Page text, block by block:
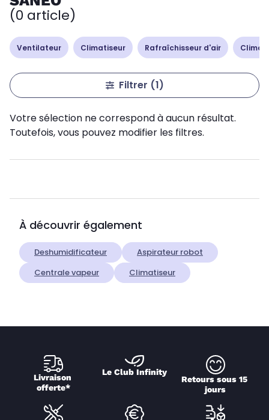
(0 article)
Ventilateur Climatiseur Rafraîchisseur d'air
Filtrer (1)
Votre sélection ne correspond à aucun résultat.
Toutefois, vous pouvez modifier les filtres.
À découvrir également
Deshumidificateur
Aspirateur robot
Centrale vapeur
Climatiseur
Livraison
offerte*
Le Club Infinity
Retours sous 15
jours